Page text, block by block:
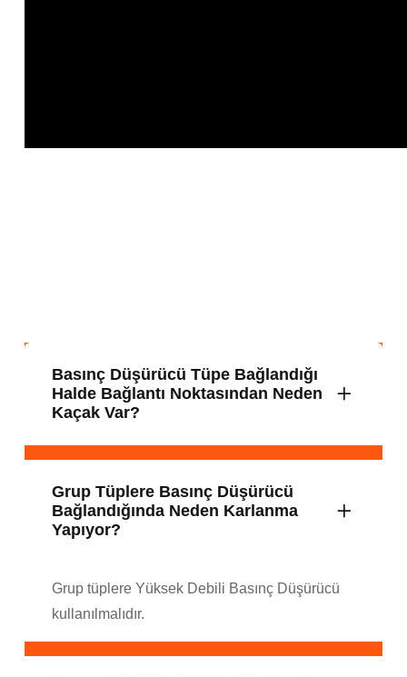
Basınç Düşürücü Tüpe Bağlandığı
Halde Bağlantı Noktasından Neden
Kaçak Var?
Grup Tüplere Basınç Düşürücü
Bağlandığında Neden Karlanma
Yapıyor?
Grup tüplere Yüksek Debili Basınç Düşürücü
kullanılmalıdır.